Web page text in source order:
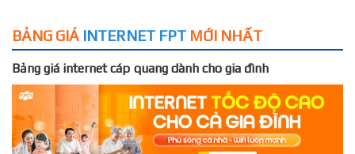
BẢNG GIÁ INTERNET FPT MỚI NHẤT
Bảng giá internet cáp quang dành cho gia đình